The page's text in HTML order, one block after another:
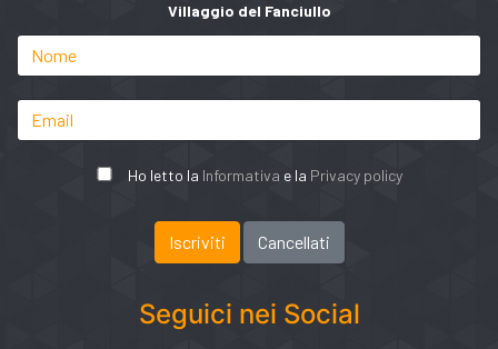
Villaggio del Fanciullo
Ho letto la Informativa e la Privacy policy
Seguici nei Social